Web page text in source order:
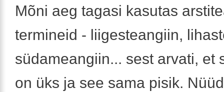
Mõni aeg tagasi kasutas
termineid - liigesteangiin,
südameangiin... sest arvati, et
on üks ja see sama pisik.